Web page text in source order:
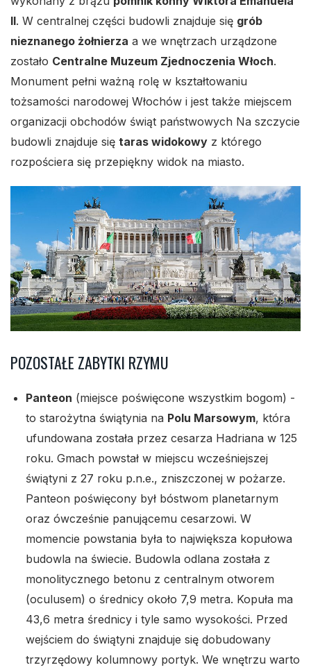
II. W centralnej części budowli znajduje się grób
nieznanego żołnierza a we wnętrzach urządzone
zostało Centralne Muzeum Zjednoczenia Włoch.
Monument pełni ważną rolę w kształtowaniu
tożsamości narodowej Włochów i jest także miejscem
organizacji obchodów świąt państwowych Na szczycie
budowli znajduje się taras widokowy z którego
rozpościera się przepiękny widok na miasto.
POZOSTAŁE ZABYTKI RZYMU
Panteon (miejsce poświęcone wszystkim bogom) -
to starożytna świątynia na Polu Marsowym, która
ufundowana została przez cesarza Hadriana w 125
roku. Gmach powstał w miejscu wcześniejszej
świątyni z 27 roku p.n.e., zniszczonej w pożarze.
Panteon poświęcony był bóstwom planetarnym
oraz ówcześnie panującemu cesarzowi. W
momencie powstania była to największa kopułowa
budowla na świecie. Budowla odlana została z
monolitycznego betonu z centralnym otworem
(oculusem) o średnicy około 7,9 metra. Kopuła ma
43,6 metra średnicy i tyle samo wysokości. Przed
wejściem do świątyni znajduje się dobudowany
trzyrzędowy kolumnowy portyk. We wnętrzu warto